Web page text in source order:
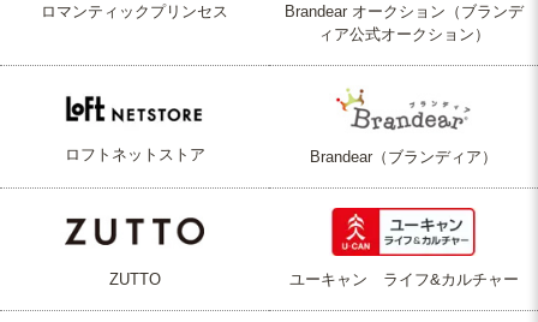
ロマンティックプリンセス
Brandear オークション（ブランデ
ィア公式オークション）
ロフトネットストア Brandear（ブランディア）
ZUTTO ユーキャン ライフ&カルチャー